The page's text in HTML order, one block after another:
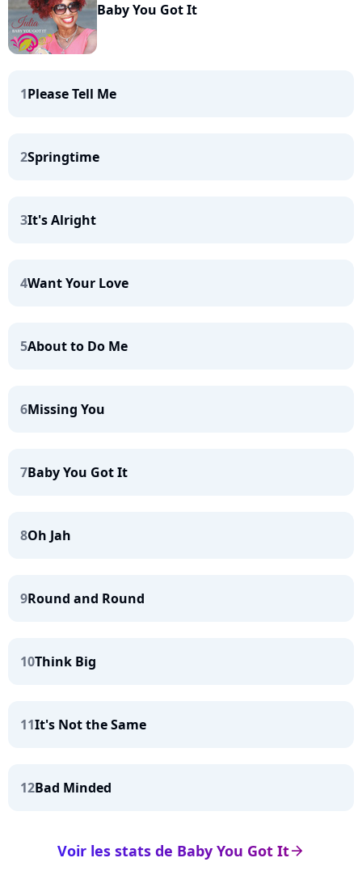
Baby You Got It
1Please Tell Me
2Springtime
3It's Alright
4Want Your Love
5About to Do Me
6Missing You
7Baby You Got It
8Oh Jah
9Round and Round
10Think Big
11It's Not the Same
12Bad Minded
arrow_right
Voir les stats de Baby You Got It